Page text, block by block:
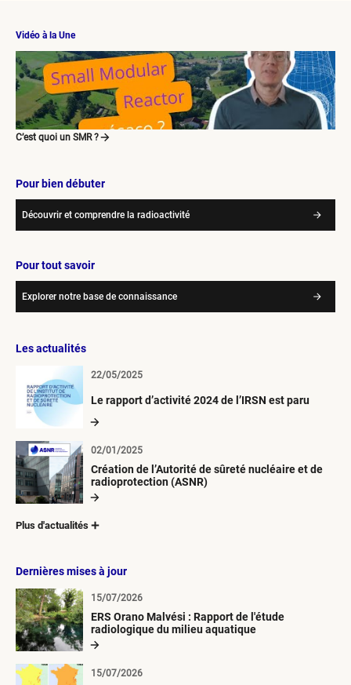
Vidéo à la Une
C’est quoi un SMR ?
Pour bien débuter
Découvrir et comprendre la radioactivité
Pour tout savoir
Explorer notre base de connaissance
Les actualités
Le rapport d’activité 2024 de l’IRSN est paru
22/05/2025
Création de l’Autorité de sûreté nucléaire et de
radioprotection (ASNR)
02/01/2025
Plus d'actualités
Dernières mises à jour
ERS Orano Malvési : Rapport de l'étude
radiologique du milieu aquatique
15/07/2026
15/07/2026